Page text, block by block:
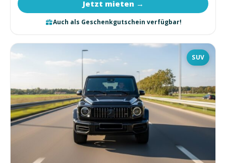
Jetzt mieten →
Auch als Geschenkgutschein verfügbar!
SUV